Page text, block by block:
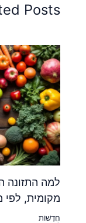
Posts
למה התזונה
מקומית, לפי
חֲדָשׁוֹת